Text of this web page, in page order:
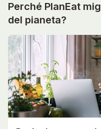
Perché PlanEat
del pianeta?